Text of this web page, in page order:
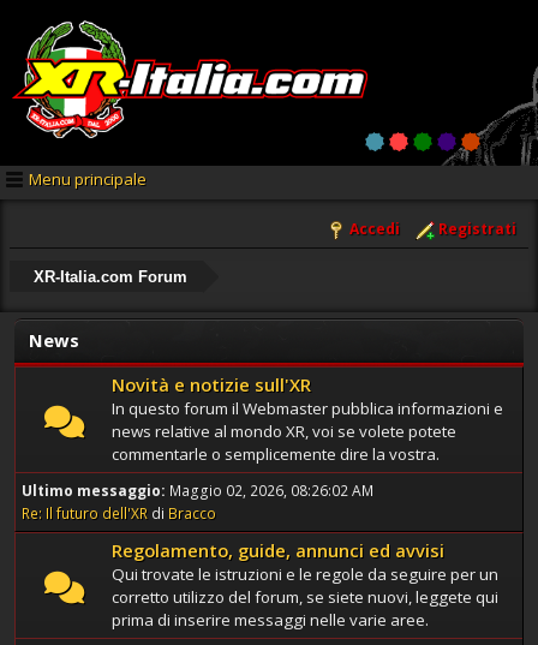
Menu principale
Accedi Registrati
XR-Italia.com Forum
News
Novità e notizie sull'XR
In questo forum il Webmaster pubblica informazioni e
news relative al mondo XR, voi se volete potete
commentarle o semplicemente dire la vostra.
Ultimo messaggio: Maggio 02, 2026, 08:26:02 AM
Re: Il futuro dell'XR di Bracco
Regolamento, guide, annunci ed avvisi
Qui trovate le istruzioni e le regole da seguire per un
corretto utilizzo del forum, se siete nuovi, leggete qui
prima di inserire messaggi nelle varie aree.